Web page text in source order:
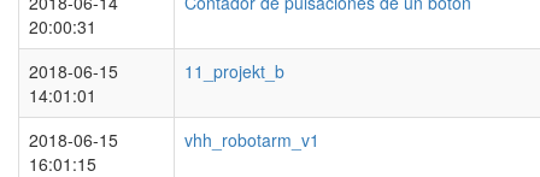
20:00:31
2018-06-15
14:01:01
11_projekt_b
2018-06-15
16:01:15
vhh_robotarm_v1